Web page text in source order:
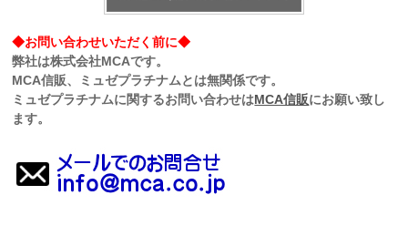
◆お問い合わせいただく前に◆
弊社は株式会社MCAです。
MCA信販、ミュゼプラチナムとは無関係です。
ミュゼプラチナムに関するお問い合わせはMCA信販にお願い致し
ます。